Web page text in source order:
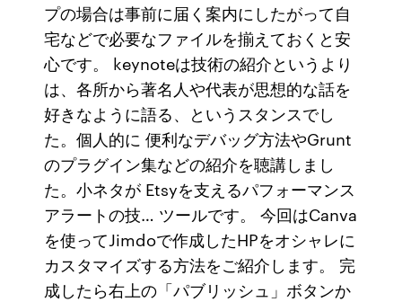
プの場合は事前に届く案内にしたがって自
宅などで必要なファイルを揃えておくと安
心です。 keynoteは技術の紹介というより
は、各所から著名人や代表が思想的な話を
好きなように語る、というスタンスでし
た。個人的に 便利なデバッグ方法やGrunt
のプラグイン集などの紹介を聴講しまし
た。小ネタが Etsyを支えるパフォーマンス
アラートの技… ツールです。 今回はCanva
を使ってJimdoで作成したHPをオシャレに
カスタマイズする方法をご紹介します。 完
成したら右上の「パブリッシュ」ボタンか